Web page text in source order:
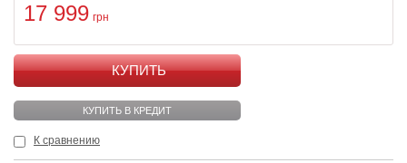
17 999 грн
КУПИТЬ
КУПИТЬ В КРЕДИТ
К сравнению